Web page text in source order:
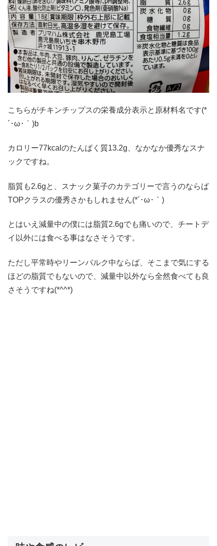
こちらがチキンチップスの栄養成分表示と原材料名です(*
´･ω･｀)b
カロリー77kcalのたんぱく質13.2g、なかなか優秀なスナ
ックですね。
脂質も2.6gと、スナック菓子のカテゴリーで言うのならば
TOPクラスの優秀さかもしれません(*´･ω･｀)
とはいえ減量中の僕には脂質2.6gでも痛いので、チートデ
イ以外には食べる事はなさそうです。
ただし平常時やリーンバルク中ならば、そこまで気にする
ほどの脂質でもないので、減量中以外なら全然食べても良
さそうですね(*^^*)